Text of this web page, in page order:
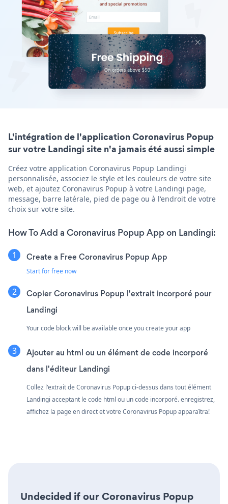
L'intégration de l'application Coronavirus Popup
sur votre Landingi site n'a jamais été aussi simple
Créez votre application Coronavirus Popup Landingi
personnalisée, associez le style et les couleurs de votre site
web, et ajoutez Coronavirus Popup à votre Landingi page,
message, barre latérale, pied de page ou à l'endroit de votre
choix sur votre site.
How To Add a Coronavirus Popup App on Landingi:
Create a Free Coronavirus Popup App
Start for free now
Copier Coronavirus Popup l'extrait incorporé pour
Landingi
Your code block will be available once you create your app
Ajouter au html ou un élément de code incorporé
dans l'éditeur Landingi
Collez l'extrait de Coronavirus Popup ci-dessus dans tout élément
Landingi acceptant le code html ou un code incorporé. enregistrez,
affichez la page en direct et votre Coronavirus Popup apparaîtra!
Undecided if our Coronavirus Popup